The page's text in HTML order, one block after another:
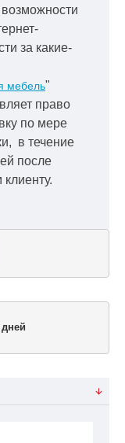
за какие-
мебель"
право
по мере
в течение
после